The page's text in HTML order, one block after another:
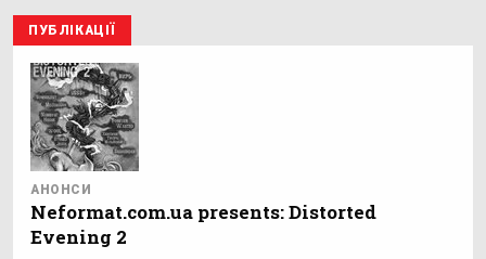
ПУБЛІКАЦІЇ
АНОНСИ
Neformat.com.ua presents: Distorted
Evening 2